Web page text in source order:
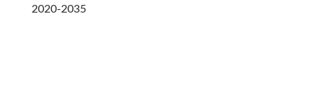
2020-2035